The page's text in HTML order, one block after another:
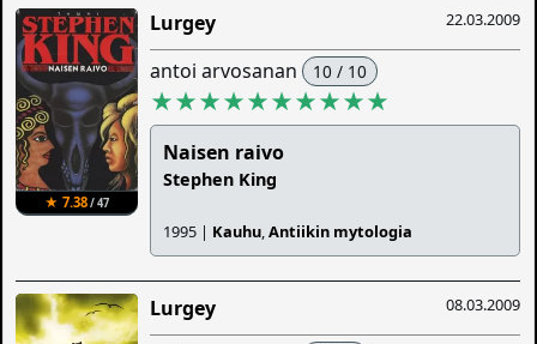
★ 7.38/ 47
22.03.2009
Lurgey
antoi arvosanan 10 / 10
★★★★★★★★★★
Naisen raivo
Stephen King
1995 | Kauhu,Antiikin mytologia
08.03.2009
Lurgey